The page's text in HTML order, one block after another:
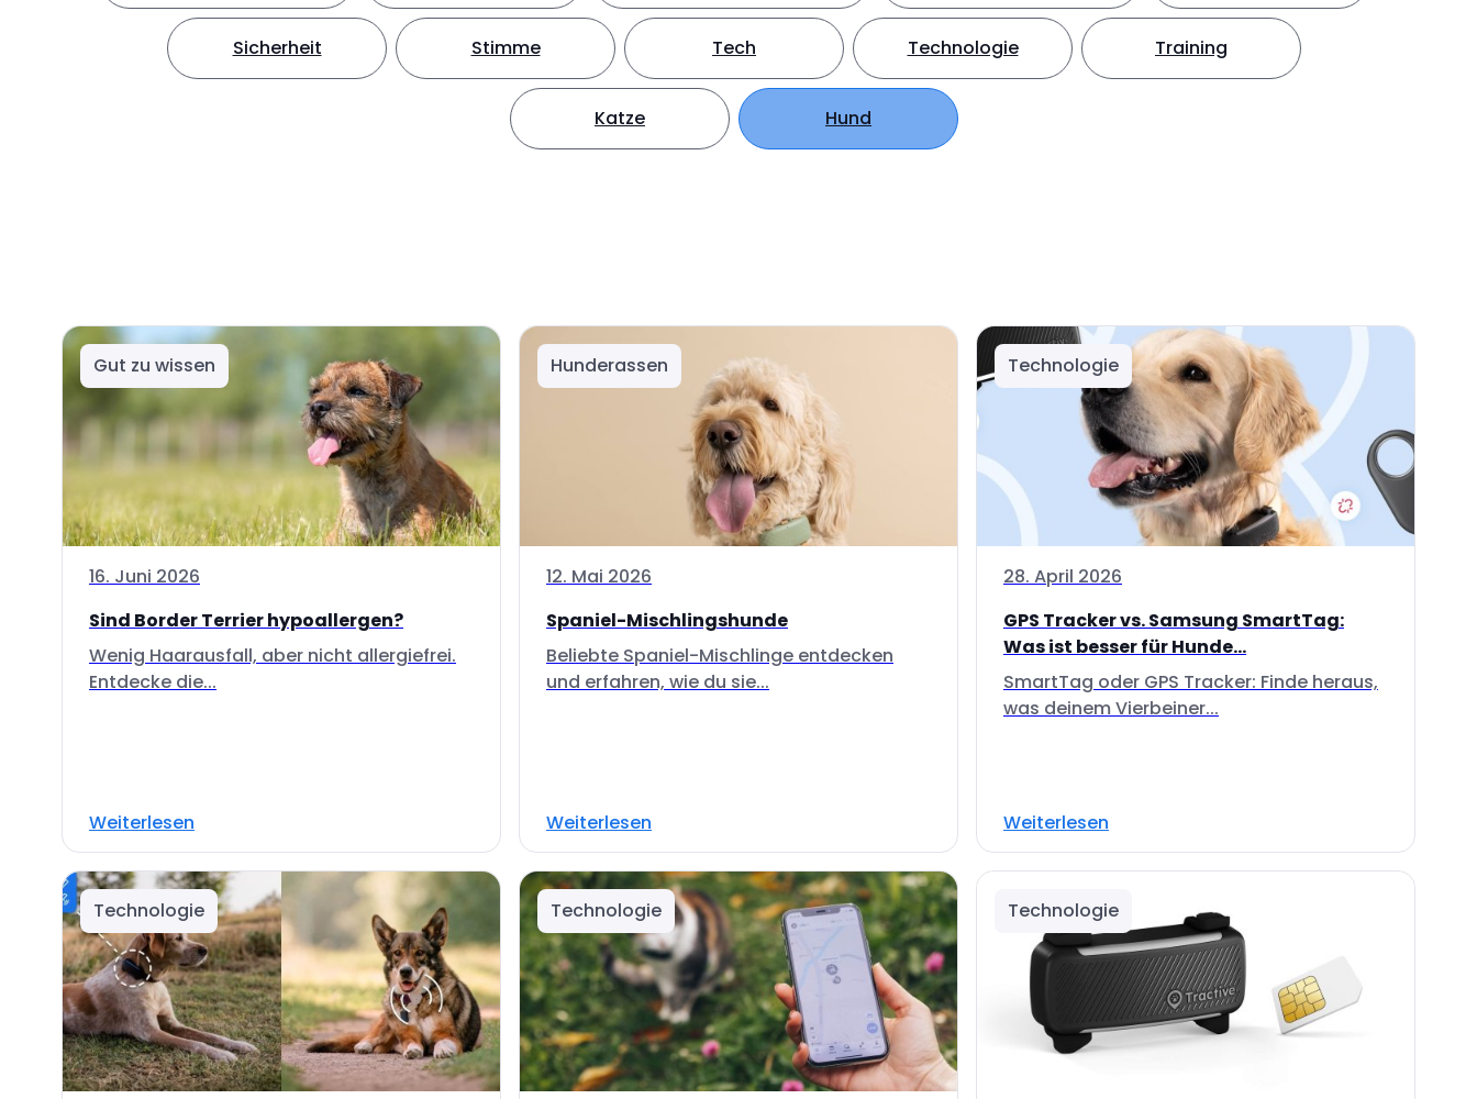
Sicherheit Stimme Tech Technologie Training
Katze Hund
Gut zu wissen
16. Juni 2026
Sind Border Terrier hypoallergen?
Wenig Haarausfall, aber nicht allergiefrei.
Entdecke die...
Weiterlesen
Hunderassen
12. Mai 2026
Spaniel-Mischlingshunde
Beliebte Spaniel-Mischlinge entdecken
und erfahren, wie du sie...
Weiterlesen
Technologie
28. April 2026
GPS Tracker vs. Samsung SmartTag:
Was ist besser für Hunde...
SmartTag oder GPS Tracker: Finde heraus,
was deinem Vierbeiner...
Weiterlesen
Technologie Technologie Technologie